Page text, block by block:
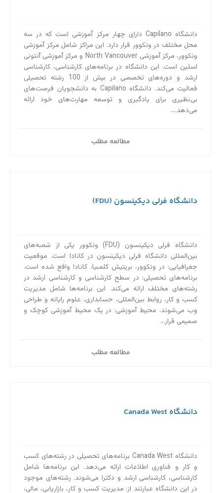
دانشگاه Capilano دارای چهار مرکز آموزشی است که در سه
محل مختلف در ونکوور قرار دارد. این مراکز شامل مرکز آموزشی
ونکوور، مرکز آموزشی North Vancouver و مرکز آموزشی آنتونی
اسلین است. این دانشگاه در برنامه‌های کارشناسی، کارشناسی
ارشد و دوره‌های تخصصی در بیش از 100 رشته تحصیلی
فعالیت می‌کند. دانشگاه Capilano به دانشجویان فرصت‌های
بی‌نظیری برای یادگیری و توسعه مهارت‌های خود ارائه
می‌دهد....
مطالعه مطلب
دانشگاه فرلی دیکینسون (FDU)
دانشگاه فرلی دیکینسون (FDU) ونکوور یکی از شعبه‌های
بین‌المللی دانشگاه فرلی دیکینسون در کانادا است. موقعیت
جغرافیایی: در ونکوور، بریتیش کلمبیا، کانادا واقع شده است.
برنامه‌های تحصیلی: در سطح کارشناسی و کارشناسی ارشد در
رشته‌های مختلف ارائه می‌کند. این برنامه‌ها شامل مدیریت
کسب و کار، روابط بین‌المللی، حسابداری، علوم رایانه و طراحی
وب می‌شوند. محیط آموزشی: در یک محیط آموزشی کوچک و
صمیمی قرار...
مطالعه مطلب
دانشگاه Canada West
دانشگاه Canada West برنامه‌های تحصیلی در رشته‌های کسب
و کار و فناوری اطلاعات ارائه می‌دهد. این برنامه‌ها شامل
کارشناسی، کارشناسی ارشد و دکترا می‌شوند. رشته‌های موجود
در این دانشگاه عبارتند از: مدیریت کسب و کار، بازاریابی، مالی،